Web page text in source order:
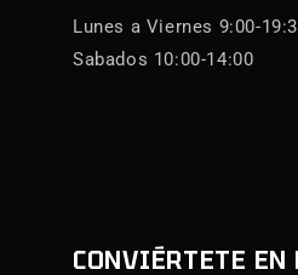
Lunes a Viernes 9:00-
Sabados 10:00-14:00
CONVIÉRTETE EN